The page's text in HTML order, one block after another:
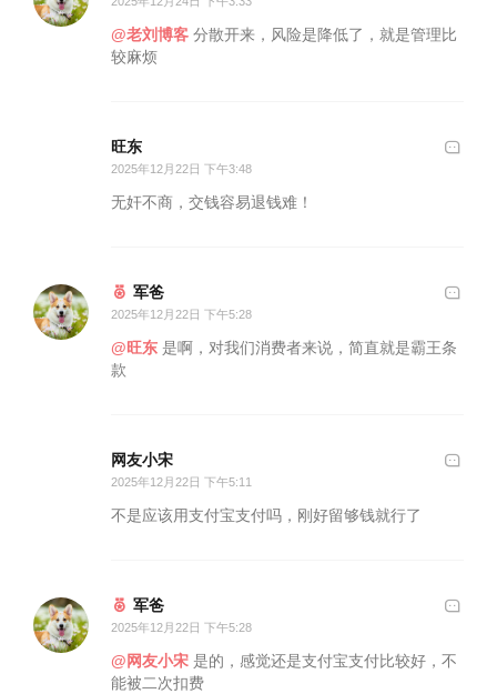
@老刘博客 分散开来，风险是降低了，就是管理比
较麻烦
旺东
2025年12月22日 下午3:48
无奸不商，交钱容易退钱难！
军爸
2025年12月22日 下午5:28
@旺东 是啊，对我们消费者来说，简直就是霸王条
款
网友小宋
2025年12月22日 下午5:11
不是应该用支付宝支付吗，刚好留够钱就行了
军爸
2025年12月22日 下午5:28
@网友小宋 是的，感觉还是支付宝支付比较好，不
能被二次扣费